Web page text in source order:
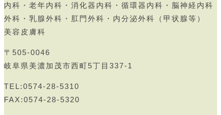
内科・老年内科・消化器内科・循環器内科・脳神経内科
外科・乳腺外科・肛門外科・内分泌外科（甲状腺等）
美容皮膚科
〒505-0046
岐阜県美濃加茂市西町5丁目337-1
TEL:0574-28-5310
FAX:0574-28-5320